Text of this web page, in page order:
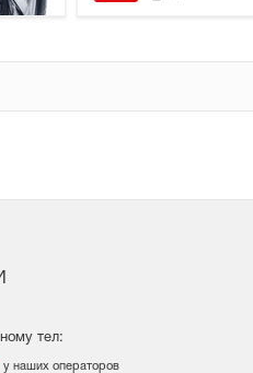
тел:
у наших операторов